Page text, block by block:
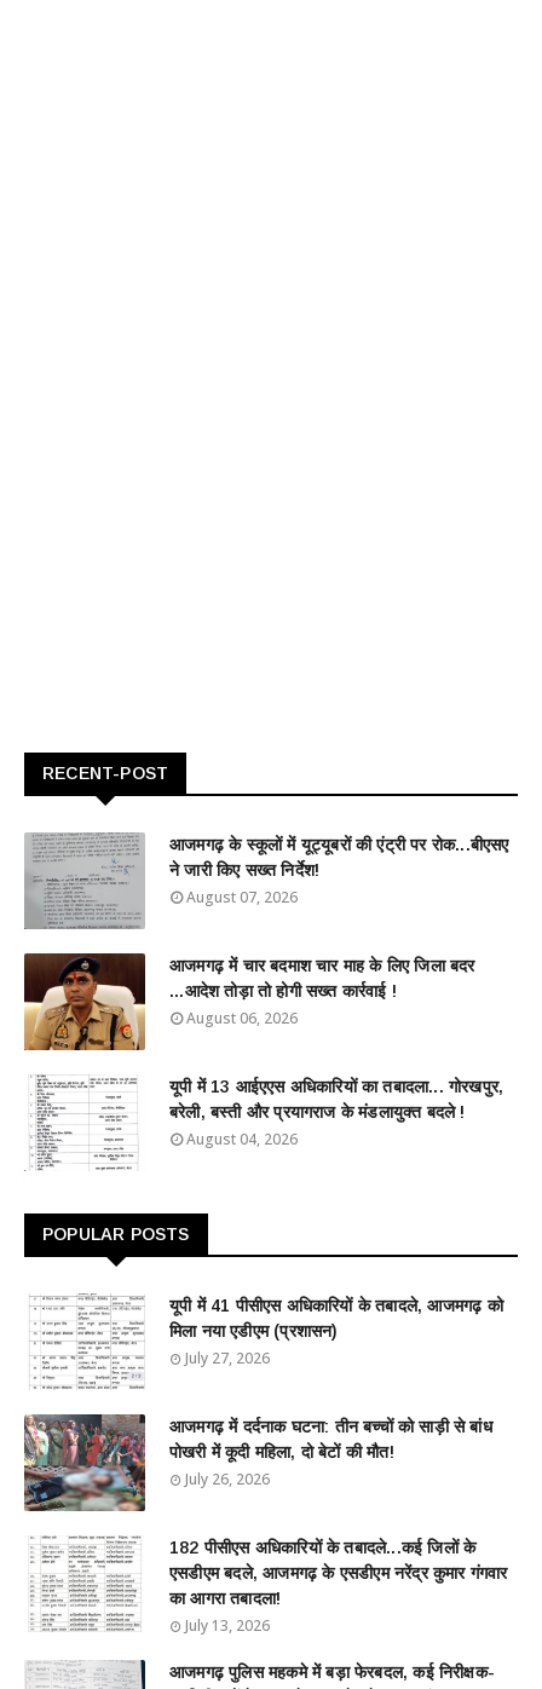
RECENT-POST
आजमगढ़ के स्कूलों में यूट्यूबरों की एंट्री पर रोक...बीएसए
ने जारी किए सख्त निर्देश!
August 07, 2026
आजमगढ़ में चार बदमाश चार माह के लिए जिला बदर
...आदेश तोड़ा तो होगी सख्त कार्रवाई !
August 06, 2026
यूपी में 13 आईएएस अधिकारियों का तबादला... गोरखपुर,
बरेली, बस्ती और प्रयागराज के मंडलायुक्त बदले !
August 04, 2026
POPULAR POSTS
यूपी में 41 पीसीएस अधिकारियों के तबादले, आजमगढ़ को
मिला नया एडीएम (प्रशासन)
July 27, 2026
आजमगढ़ में दर्दनाक घटना: तीन बच्चों को साड़ी से बांध
पोखरी में कूदी महिला, दो बेटों की मौत!
July 26, 2026
182 पीसीएस अधिकारियों के तबादले...कई जिलों के
एसडीएम बदले, आजमगढ़ के एसडीएम नरेंद्र कुमार गंगवार
का आगरा तबादला!
July 13, 2026
आजमगढ़ पुलिस महकमे में बड़ा फेरबदल, कई निरीक्षक-